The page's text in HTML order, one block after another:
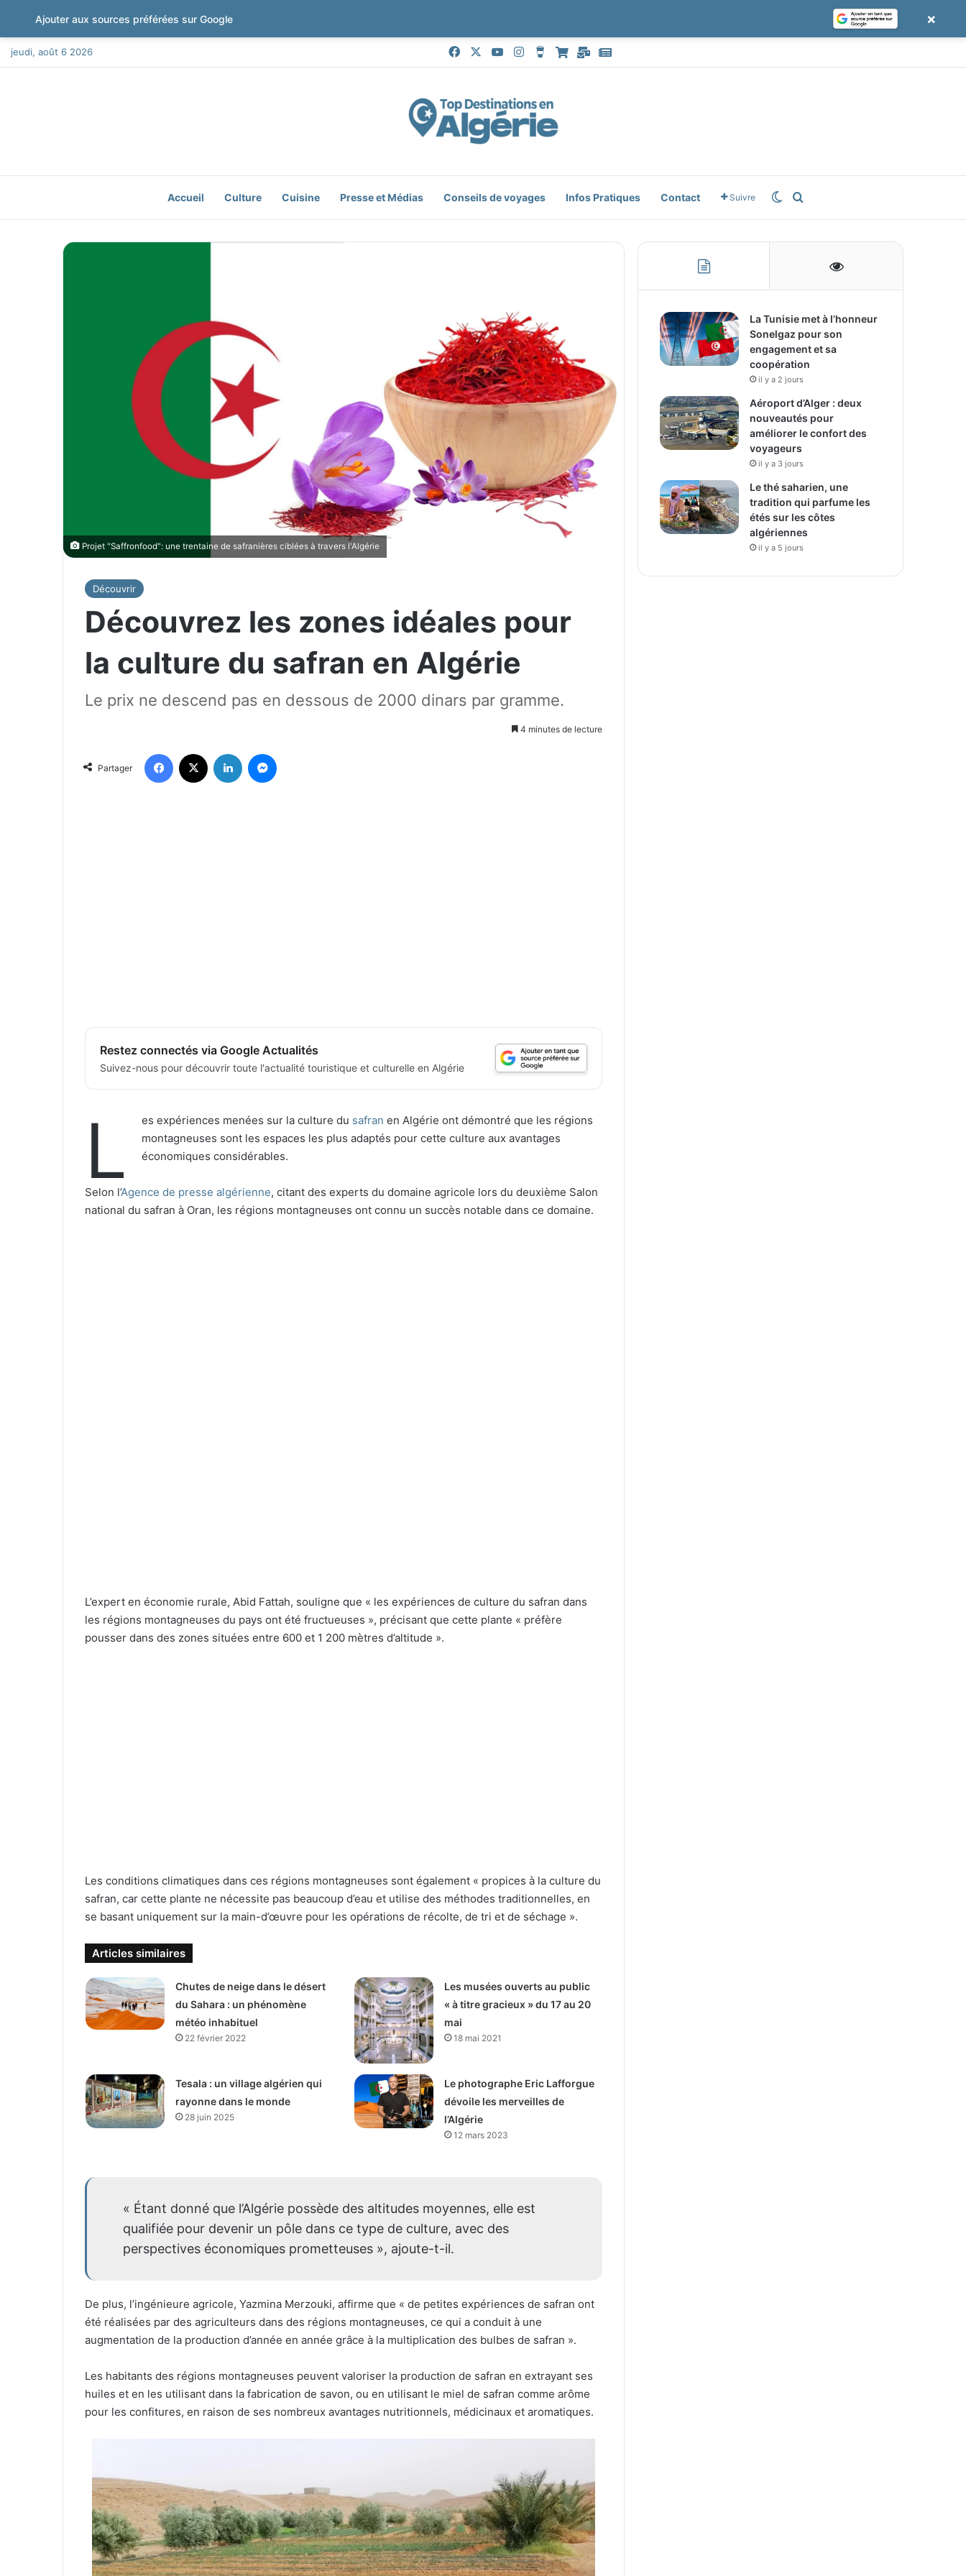
jeudi, août 6 2026 FacebookYouTubeInstagramBuy Me a Coffee
Boutique
MailGoogle News
Accueil Culture Cuisine Presse et Médias Conseils de voyages Infos Pratiques Contact Suivre Switch skin
Projet "Saffronfood": une trentaine de safranières ciblées à travers l'Algérie
Découvrir
Découvrez les zones idéales pour
la culture du safran en Algérie
Le prix ne descend pas en dessous de 2000 dinars par gramme.
4 minutes de lecture
Partager
Restez connectés via Google Actualités
Suivez-nous pour découvrir toute l'actualité touristique et culturelle en Algérie
L es expériences menées sur la culture du safran en Algérie ont démontré que les régions
montagneuses sont les espaces les plus adaptés pour cette culture aux avantages
économiques considérables.
Selon l’Agence de presse algérienne, citant des experts du domaine agricole lors du deuxième Salon
national du safran à Oran, les régions montagneuses ont connu un succès notable dans ce domaine.
L’expert en économie rurale, Abid Fattah, souligne que « les expériences de culture du safran dans
les régions montagneuses du pays ont été fructueuses », précisant que cette plante « préfère
pousser dans des zones situées entre 600 et 1 200 mètres d’altitude ».
Les conditions climatiques dans ces régions montagneuses sont également « propices à la culture du
safran, car cette plante ne nécessite pas beaucoup d’eau et utilise des méthodes traditionnelles, en
se basant uniquement sur la main-d’œuvre pour les opérations de récolte, de tri et de séchage ».
Articles similaires
Chutes de neige dans le désert
du Sahara : un phénomène
météo inhabituel
22 février 2022
Les musées ouverts au public
« à titre gracieux » du 17 au 20
mai
18 mai 2021
Tesala : un village algérien qui
rayonne dans le monde
28 juin 2025
Le photographe Eric Lafforgue
dévoile les merveilles de
l’Algérie
12 mars 2023
« Étant donné que l’Algérie possède des altitudes moyennes, elle est
qualifiée pour devenir un pôle dans ce type de culture, avec des
perspectives économiques prometteuses », ajoute-t-il.
De plus, l’ingénieure agricole, Yazmina Merzouki, affirme que « de petites expériences de safran ont
été réalisées par des agriculteurs dans des régions montagneuses, ce qui a conduit à une
augmentation de la production d’année en année grâce à la multiplication des bulbes de safran ».
Les habitants des régions montagneuses peuvent valoriser la production de safran en extrayant ses
huiles et en les utilisant dans la fabrication de savon, ou en utilisant le miel de safran comme arôme
pour les confitures, en raison de ses nombreux avantages nutritionnels, médicinaux et aromatiques.
La Tunisie met à l’honneur
Sonelgaz pour son
engagement et sa
coopération
il y a 2 jours
Aéroport d’Alger : deux
nouveautés pour
améliorer le confort des
voyageurs
il y a 3 jours
Le thé saharien, une
tradition qui parfume les
étés sur les côtes
algériennes
il y a 5 jours
Ajouter aux sources préférées sur Google ×